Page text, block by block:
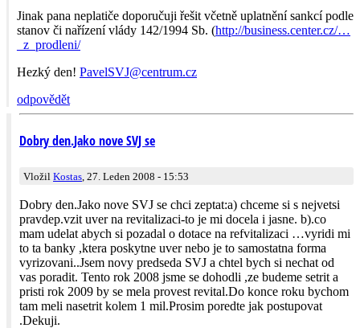
Jinak pana neplatiče doporučuji řešit včetně uplatnění sankcí podle
stanov či nařízení vlády 142/1994 Sb. (http://business.center.cz/…
_z_prodleni/
Hezký den! PavelSVJ@centrum­.cz
odpovědět
Dobry den.Jako nove SVJ se
Vložil Kostas , 27. Leden 2008 - 15:53
Dobry den.Jako nove SVJ se chci zeptat:a) chceme si s nejvetsi
pravdep.vzit uver na revitalizaci-to je mi docela i jasne. b).co
mam udelat abych si pozadal o dotace na refvitalizaci …vyridi mi
to ta banky ,ktera poskytne uver nebo je to samostatna forma
vyrizovani..Jsem novy predseda SVJ a chtel bych si nechat od
vas poradit. Tento rok 2008 jsme se dohodli ,ze budeme setrit a
pristi rok 2009 by se mela provest revital.Do konce roku bychom
tam meli nasetrit kolem 1 mil.Prosim poredte jak postupovat
.Dekuji.